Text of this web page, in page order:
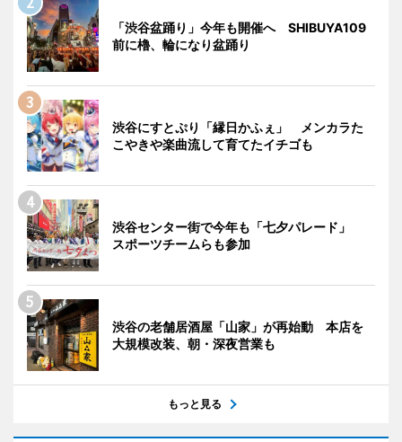
「渋谷盆踊り」今年も開催へ SHIBUYA109
前に櫓、輪になり盆踊り
渋谷にすとぷり「縁日かふぇ」 メンカラた
こやきや楽曲流して育てたイチゴも
渋谷センター街で今年も「七夕パレード」
スポーツチームらも参加
渋谷の老舗居酒屋「山家」が再始動 本店を
大規模改装、朝・深夜営業も
もっと見る